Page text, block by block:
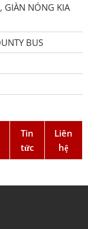
GIÀN NÓNG KIA
BUS
Tin
tức
Liên
hệ